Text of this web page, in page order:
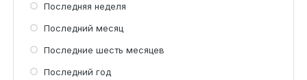
Последняя неделя
Последний месяц
Последние шесть месяцев
Последний год